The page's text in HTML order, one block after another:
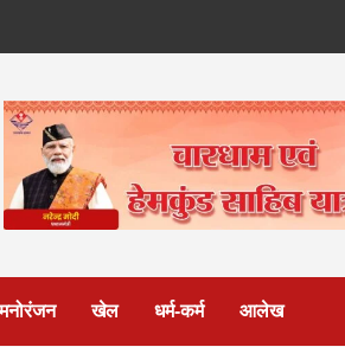
मनोरंजन खेल धर्म-कर्म आलेख